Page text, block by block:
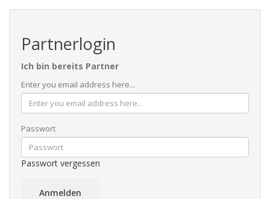
Partnerlogin
Ich bin bereits Partner
Enter you email address here...
Passwort
Passwort vergessen